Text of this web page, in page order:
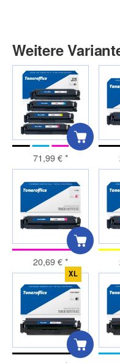
Weitere
71,99 €*
20,69 €*
XL